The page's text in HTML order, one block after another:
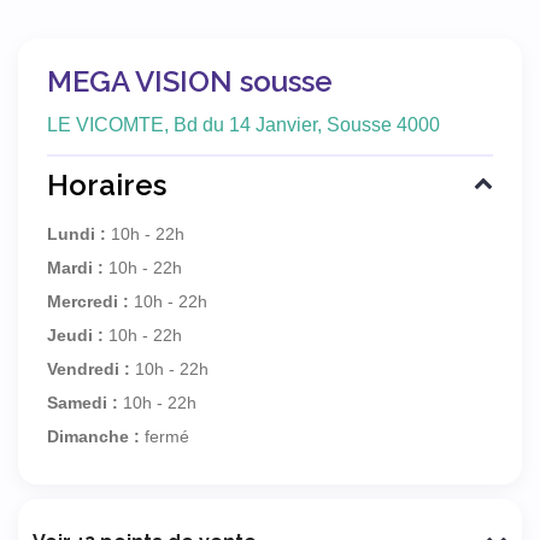
MEGA VISION sousse
LE VICOMTE, Bd du 14 Janvier, Sousse 4000
Horaires
Lundi : 10h - 22h
Mardi : 10h - 22h
Mercredi : 10h - 22h
Jeudi : 10h - 22h
Vendredi : 10h - 22h
Samedi : 10h - 22h
Dimanche : fermé